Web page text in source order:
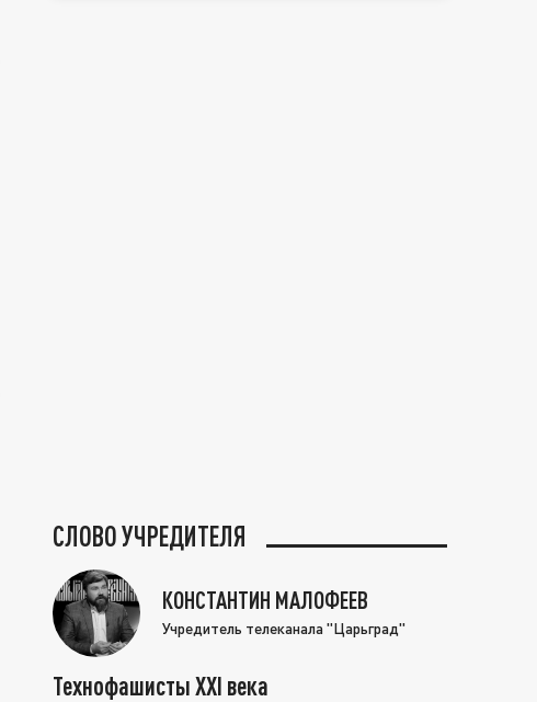
СЛОВО УЧРЕДИТЕЛЯ
КОНСТАНТИН МАЛОФЕЕВ
Учредитель телеканала "Царьград"
Технофашисты XXI века